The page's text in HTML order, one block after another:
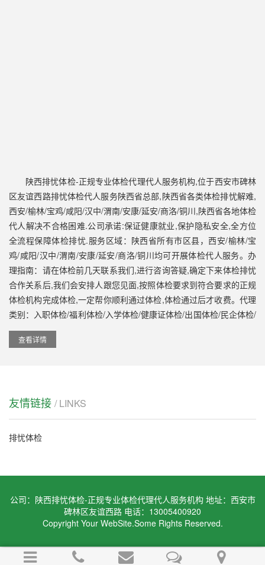
陕西排忧体检-正规专业体检代理代人服务机构,位于西安市碑林
区友谊西路排忧体检代人服务陕西省总部,陕西省各类体检排忧解难,
西安/榆林/宝鸡/咸阳/汉中/渭南/安康/延安/商洛/铜川,陕西省各地体检
代人解决不合格困难.公司承诺:保证健康就业,保护隐私安全,全方位
全流程保障体检排忧.服务区域：陕西省所有市区县，西安/榆林/宝
鸡/咸阳/汉中/渭南/安康/延安/商洛/铜川均可开展体检代人服务。办
理指南：请在体检前几天联系我们,进行咨询答疑,确定下来体检排忧
合作关系后,我们会安排人跟您见面,按照体检要求到符合要求的正规
体检机构完成体检,一定帮你顺利通过体检,体检通过后才收费。代理
类别：入职体检/福利体检/入学体检/健康证体检/出国体检/民企体检/
教师资格认定体检/考研体检/公务员体检/事业单位体检/银行体检/央
国企体检/大学生同居/陕西市各级医院体检等代人体检服务。代理机
别：1、入职体检是专项体检之一，旨在通过体检保证...
查看详情
友情链接 / LINKS
排忧体检
公司：陕西排忧体检-正规专业体检代理代人服务机构 地址：西安市
碑林区友谊西路 电话：13005400920
Copyright Your WebSite.Some Rights Reserved.